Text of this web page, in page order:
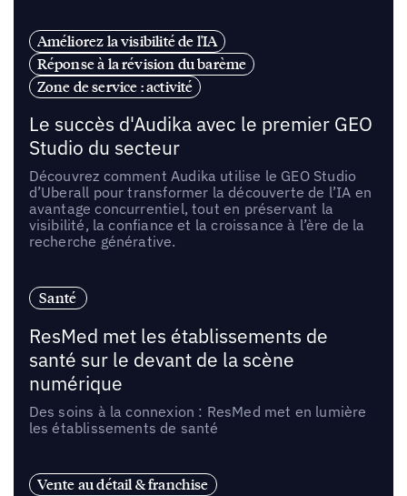
Améliorez la visibilité de l'IA
Réponse à la révision du barème
Zone de service : activité
Le succès d'Audika avec le premier GEO
Studio du secteur
Découvrez comment Audika utilise le GEO Studio
d’Uberall pour transformer la découverte de l’IA en
avantage concurrentiel, tout en préservant la
visibilité, la confiance et la croissance à l’ère de la
recherche générative.
Santé
ResMed met les établissements de
santé sur le devant de la scène
numérique
Des soins à la connexion : ResMed met en lumière
les établissements de santé
Vente au détail & franchise